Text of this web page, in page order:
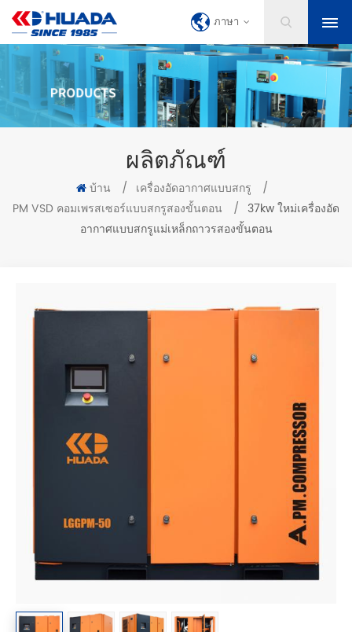
ภาษา
ผลิตภัณฑ์
บ้าน / เครื่องอัดอากาศแบบสกรู
/
PM VSD คอมเพรสเซอร์แบบสกรูสองขั้นตอน
/ 37kw ใหม่เครื่องอัด
อากาศแบบสกรูแม่เหล็กถาวรสองขั้นตอน